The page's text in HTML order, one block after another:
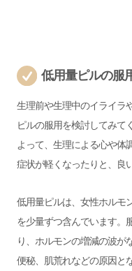
低用量ピルの服
生理前や生理中のイライラ
ピルの服用を検討してみて
よって、生理による心や体
症状が軽くなったりと、良
低用量ピルは、女性ホルモ
を少量ずつ含んでいます。
り、ホルモンの増減の波が
便秘、肌荒れなどの原因と